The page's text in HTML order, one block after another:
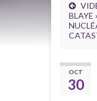
BLAYE
OCT
30